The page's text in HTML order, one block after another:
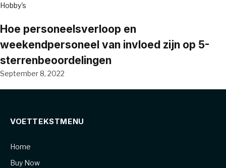
Hobby's
Hoe personeelsverloop en
weekendpersoneel van invloed zijn op 5-
sterrenbeoordelingen
September 8, 2022
VOETTEKSTMENU
Home
Buy Now